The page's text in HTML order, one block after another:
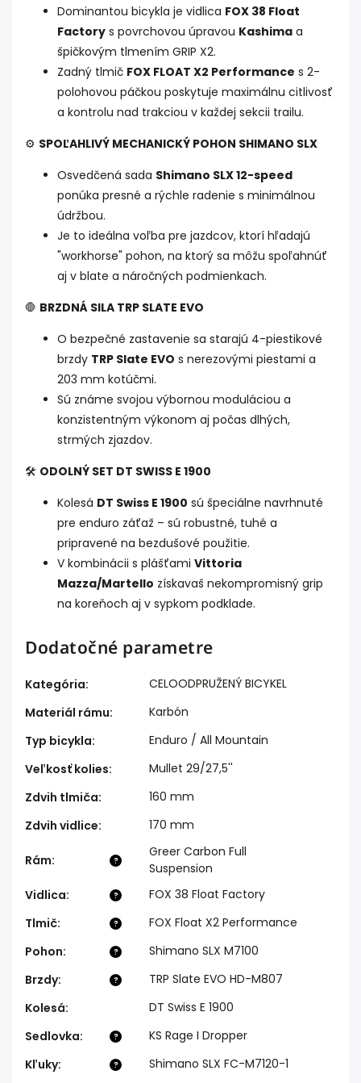
Dominantou bicykla je vidlica FOX 38 Float
Factory s povrchovou úpravou Kashima a
špičkovým tlmením GRIP X2.
Zadný tlmič FOX FLOAT X2 Performance s 2-
polohovou páčkou poskytuje maximálnu citlivosť
a kontrolu nad trakciou v každej sekcii trailu.
⚙️ SPOĽAHLIVÝ MECHANICKÝ POHON SHIMANO SLX
Osvedčená sada Shimano SLX 12-speed
ponúka presné a rýchle radenie s minimálnou
údržbou.
Je to ideálna voľba pre jazdcov, ktorí hľadajú
"workhorse" pohon, na ktorý sa môžu spoľahnúť
aj v blate a náročných podmienkach.
🛑 BRZDNÁ SILA TRP SLATE EVO
O bezpečné zastavenie sa starajú 4-piestikové
brzdy TRP Slate EVO s nerezovými piestami a
203 mm kotúčmi.
Sú známe svojou výbornou moduláciou a
konzistentným výkonom aj počas dlhých,
strmých zjazdov.
🛠️ ODOLNÝ SET DT SWISS E 1900
Kolesá DT Swiss E 1900 sú špeciálne navrhnuté
pre enduro záťaž – sú robustné, tuhé a
pripravené na bezdušové použitie.
V kombinácii s plášťami Vittoria
Mazza/Martello získavaš nekompromisný grip
na koreňoch aj v sypkom podklade.
Dodatočné parametre
Kategória:
CELOODPRUŽENÝ BICYKEL
Materiál rámu:
Karbón
Typ bicykla:
Enduro / All Mountain
Veľkosť kolies:
Mullet 29/27,5''
Zdvih tlmiča:
160 mm
Zdvih vidlice: 170 mm
?
Rám:
Greer Carbon Full
Suspension
?
Vidlica: FOX 38 Float Factory
?
Tlmič: FOX Float X2 Performance
?
Pohon: Shimano SLX M7100
?
Brzdy:
TRP Slate EVO HD-M807
Kolesá: DT Swiss E 1900
?
Sedlovka: KS Rage I Dropper
?
Kľuky: Shimano SLX FC-M7120-1